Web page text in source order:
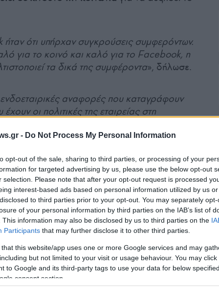
- Do Not Process My Personal Information
opt-out of the sale, sharing to third parties, or processing of your
for targeted advertising by us, please use the below opt-out
selection. Please note that after your opt-out request is processed
interest-based ads based on personal information utilized by us
to third parties prior to your opt-out. You may separately
of your personal information by third parties on the IAB’s list of
This information may also be disclosed by us to third parties on the
Participants that may further disclose it to other third parties.
that this website/app uses one or more Google services and may
but not limited to your visit or usage behaviour. You may
to Google and its third-party tags to use your data for below
consent section.
ότι υπήρχαν συγκρούσεις συμφερόντων.
για το κοινό και καλό για το Facebook, η
τα δικά της συμφέροντα», δήλωσε.
αναφορές που καταγράφουν
οι πολιτικές της εταιρείας στη
τον κόσμο. Η εταιρεία όμως συνεχίζει
Φράνσις Χόγκεναποδεικνύουν ότι η εταιρεία
ιδιοκτησίας της έχουνεπιπτώσεις
τιςδιατροφικές συνήθειεςκαι την
ότι το Facebook έπαιξε τεράστιο ρόλο
και τηδιόγκωση του παγκόσμιου